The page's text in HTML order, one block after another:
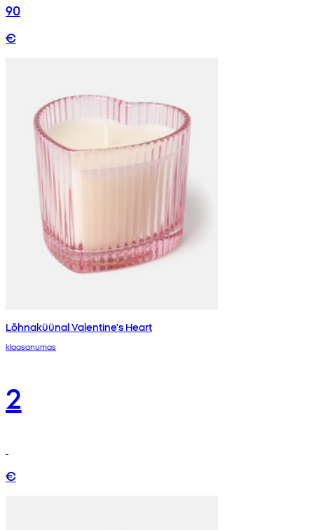
90
€
Lõhnaküünal Valentine's Heart
klaasanumas
2
€